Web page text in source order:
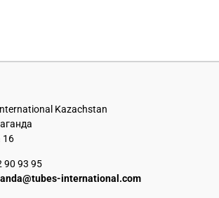
Kazachstan
16
90 93 95
international.com